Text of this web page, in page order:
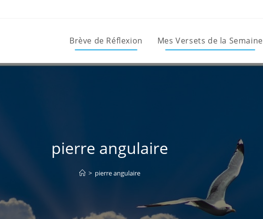
Brève de Réflexion Mes Versets de la Semaine
pierre angulaire
> pierre angulaire